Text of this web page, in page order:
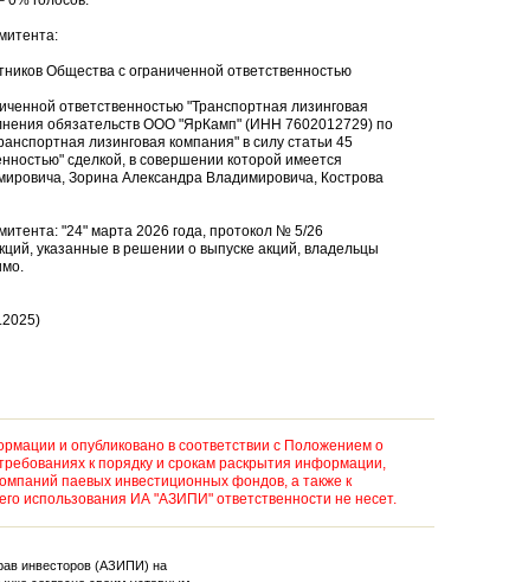
Общества с ограниченной ответственностью
ответственностью "Транспортная лизинговая
обязательств ООО "ЯрКамп" (ИНН 7602012729) по
лизинговая компания" в силу статьи 45
сделкой, в совершении которой имеется
Зорина Александра Владимировича, Кострова
"24" марта 2026 года, протокол № 5/26
указанные в решении о выпуске акций, владельцы
и опубликовано в соответствии с Положением о
к порядку и срокам раскрытия информации,
паевых инвестиционных фондов, а также к
использования ИА "АЗИПИ" ответственности не несет.
инвесторов (АЗИПИ) на